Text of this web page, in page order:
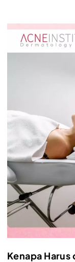
Kenapa